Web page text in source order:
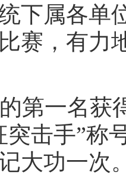
下属各单
赛，有力
第一名获
突击手”称
大功一次